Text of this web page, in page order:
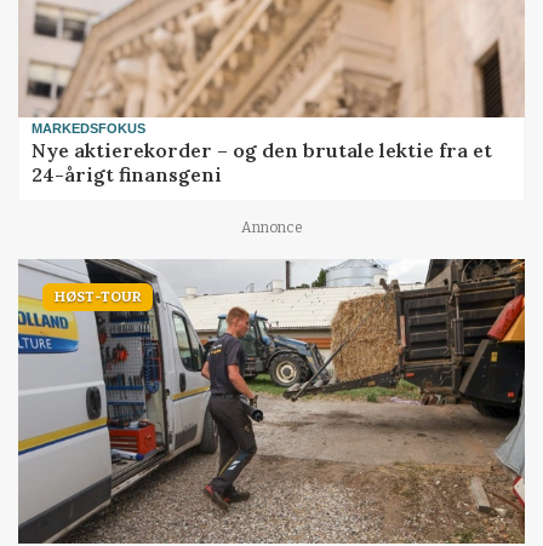
MARKEDSFOKUS
Nye aktierekorder – og den brutale lektie fra et
24-årigt finansgeni
Annonce
HØST-TOUR